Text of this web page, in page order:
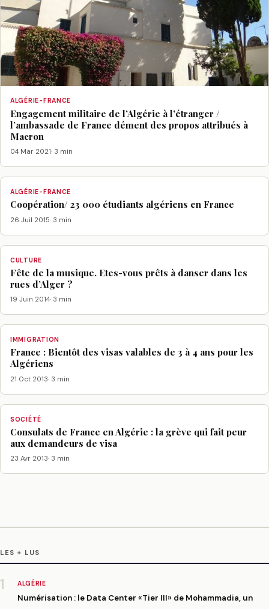
ALGÉRIE-FRANCE
Engagement militaire de l’Algérie à l’étranger /
l’ambassade de France dément des propos attribués à
Macron
04 Mar 2021· 3 min
ALGÉRIE-FRANCE
Coopération/ 23 000 étudiants algériens en France
26 Juil 2015· 3 min
CULTURE
Fête de la musique. Etes-vous prêts à danser dans les
rues d’Alger ?
19 Juin 2014· 3 min
IMMIGRATION
France : Bientôt des visas valables de 3 à 4 ans pour les
Algériens
21 Oct 2013· 3 min
SOCIÉTÉ
Consulats de France en Algérie : la grève qui fait peur
aux demandeurs de visa
23 Avr 2013· 3 min
LES + LUS
1 ALGÉRIE
Numérisation : le Data Center «Tier III» de Mohammadia, un